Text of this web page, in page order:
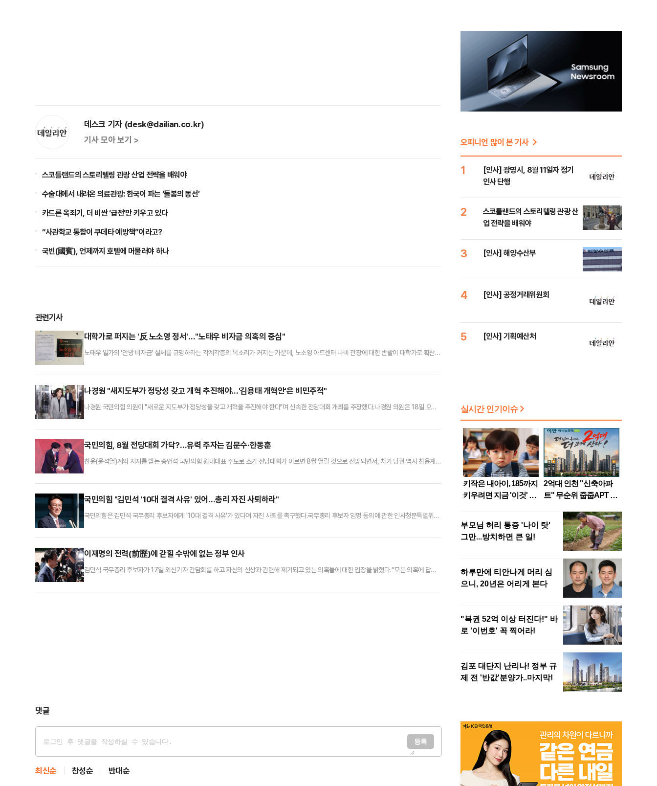
데스크 기자 (desk@dailian.co.kr)
기사 모아 보기 >
스코틀랜드의 스토리텔링 관광 산업 전략을 배워야
수술대에서 내려온 의료관광: 한국이 파는 ‘돌봄의 동선’
카드론 옥죄기, 더 비싼 ‘급전’만 키우고 있다
“사관학교 통합이 쿠데타 예방책”이라고?
국빈(國賓), 언제까지 호텔에 머물러야 하나
관련기사
대학가로 퍼지는 '反 노소영 정서'…"노태우 비자금 의혹의 중심"
노태우 일가의 '안방 비자금' 실체를 규명하라는 각계각층의 목소리가 커지는 가운데, 노소영 아트센터 나비 관장에 대한 반발이 대학가로 확산되
술대학을 찾을 예정이었으나 노 관장이 직전에 불참을 통보한 것으로 전해졌다. 표면적으로는 노 관장의 건강상 이유였지만, 대학 캠퍼스에 대자
나경원 "새지도부가 정당성 갖고 개혁 추진해야…'김용태 개혁안'은 비민주적"
나경원 국민의힘 의원이 "새로운 지도부가 정당성을 갖고 개혁을 추진해야 한다"며 신속한 전당대회 개최를 주장했다.나경원 의원은 18일 오전
심과 민심을 받아 개혁하는 것이 바람직하다 말씀드린다"고 피력했다.나 의원은 "우리 당 문화가 바뀐 것 같다. 오늘 있기까지 제일 아쉬운 것은
국민의힘, 8월 전당대회 가닥?…유력 주자는 김문수·한동훈
친윤(윤석열)계의 지지를 받는 송언석 국민의힘 원내대표 주도로 조기 전당대회가 이르면 8월 열릴 것으로 전망되면서, 차기 당권 역시 친윤계
란 관측에도 무게가 실린다. 한동훈 전 대표의 재등판 가능성도 함께 거론되고 있다.김대식 의원은 17일 송원석 원내대표와 초선 의원들과의 간
국민의힘 "김민석 '10대 결격 사유' 있어…총리 자진 사퇴하라"
국민의힘은 김민석 국무총리 후보자에게 '10대 결격 사유'가 있다며 자진 사퇴를 촉구했다.국무총리 후보자 임명 동의에 관한 인사청문특별위원
째 국무총리 인사청문회를 통해 이재명 정부의 국정 철학을 점검하고자, 공직 후보자 인증 본연의 업무에만 집중하고자 노력하고 있다"며 "위원
이재명의 전력(前歷)에 갇힐 수밖에 없는 정부 인사
김민석 국무총리 후보자가 17일 외신기자 간담회를 하고 자신의 신상과 관련해 제기되고 있는 의혹들에 대한 입장을 밝혔다.“모든 의혹에 답하
다. 그러면서도 모든 의혹에 답한다고? 사실 청문회를 통과하고 말고 할 것도 없다. 민주당 의원만으로도 임명동의안 통과는 가능하고도 남음이
댓글
최신순 찬성순 반대순
오피니언 많이 본 기사
1
[인사] 광명시, 8월 11일자 정기
인사 단행
2
스코틀랜드의 스토리텔링 관광 산
업 전략을 배워야
3 [인사] 해양수산부
4 [인사] 공정거래위원회
5 [인사] 기획예산처